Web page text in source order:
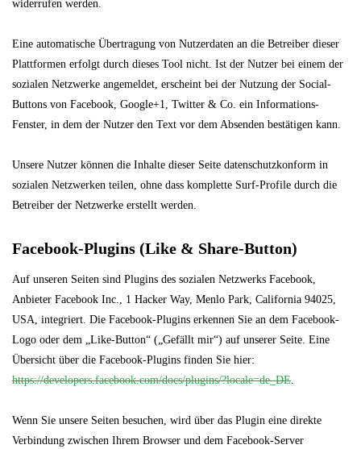
widerrufen werden.
Eine automatische Übertragung von Nutzerdaten an die Betreiber dieser
Plattformen erfolgt durch dieses Tool nicht. Ist der Nutzer bei einem der
sozialen Netzwerke angemeldet, erscheint bei der Nutzung der Social-
Buttons von Facebook, Google+1, Twitter & Co. ein Informations-
Fenster, in dem der Nutzer den Text vor dem Absenden bestätigen kann.
Unsere Nutzer können die Inhalte dieser Seite datenschutzkonform in
sozialen Netzwerken teilen, ohne dass komplette Surf-Profile durch die
Betreiber der Netzwerke erstellt werden.
Facebook-Plugins (Like & Share-Button)
Auf unseren Seiten sind Plugins des sozialen Netzwerks Facebook,
Anbieter Facebook Inc., 1 Hacker Way, Menlo Park, California 94025,
USA, integriert. Die Facebook-Plugins erkennen Sie an dem Facebook-
Logo oder dem „Like-Button“ („Gefällt mir“) auf unserer Seite. Eine
Übersicht über die Facebook-Plugins finden Sie hier:
https://developers.facebook.com/docs/plugins/?locale=de_DE.
Wenn Sie unsere Seiten besuchen, wird über das Plugin eine direkte
Verbindung zwischen Ihrem Browser und dem Facebook-Server